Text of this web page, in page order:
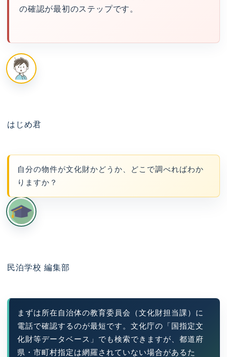
の確認が最初のステップです。
はじめ君
自分の物件が文化財かどうか、どこで調べればわか
りますか？
民泊学校 編集部
まずは所在自治体の教育委員会（文化財担当課）に
電話で確認するのが最短です。文化庁の「国指定文
化財等データベース」でも検索できますが、都道府
県・市町村指定は網羅されていない場合があるた